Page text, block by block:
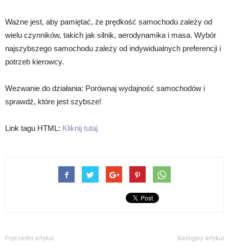
Ważne jest, aby pamiętać, że prędkość samochodu zależy od
wielu czynników, takich jak silnik, aerodynamika i masa. Wybór
najszybszego samochodu zależy od indywidualnych preferencji i
potrzeb kierowcy.
Wezwanie do działania: Porównaj wydajność samochodów i
sprawdź, które jest szybsze!
Link tagu HTML: Kliknij tutaj
Poprzedni artykuł Następny artykuł